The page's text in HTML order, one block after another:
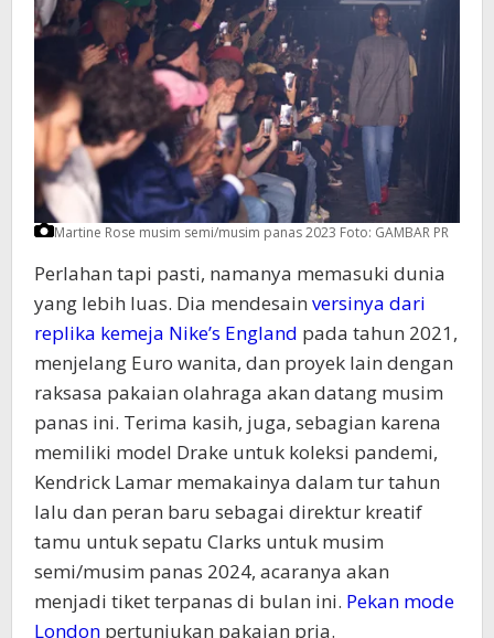
Martine Rose musim semi/musim panas 2023 Foto: GAMBAR PR
Perlahan tapi pasti, namanya memasuki dunia
yang lebih luas. Dia mendesain versinya dari
replika kemeja Nike’s England pada tahun 2021,
menjelang Euro wanita, dan proyek lain dengan
raksasa pakaian olahraga akan datang musim
panas ini. Terima kasih, juga, sebagian karena
memiliki model Drake untuk koleksi pandemi,
Kendrick Lamar memakainya dalam tur tahun
lalu dan peran baru sebagai direktur kreatif
tamu untuk sepatu Clarks untuk musim
semi/musim panas 2024, acaranya akan
menjadi tiket terpanas di bulan ini. Pekan mode
London pertunjukan pakaian pria.